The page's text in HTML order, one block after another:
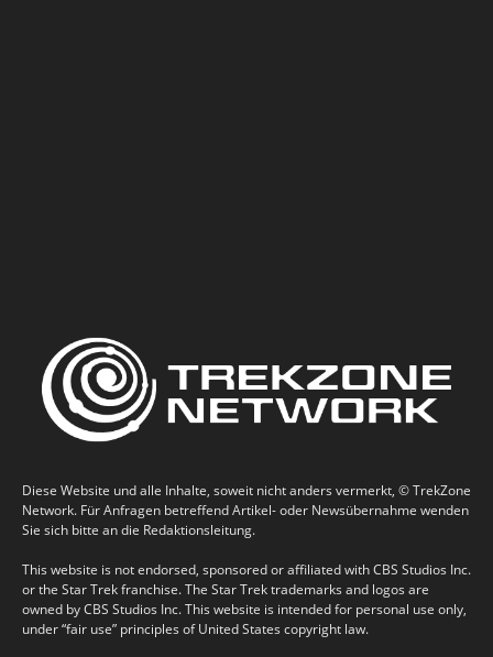
Diese Website und alle Inhalte, soweit nicht anders vermerkt, © TrekZone
Network. Für Anfragen betreffend Artikel- oder Newsübernahme wenden
Sie sich bitte an die Redaktionsleitung.
This website is not endorsed, sponsored or affiliated with CBS Studios Inc.
or the Star Trek franchise. The Star Trek trademarks and logos are
owned by CBS Studios Inc. This website is intended for personal use only,
under “fair use” principles of United States copyright law.